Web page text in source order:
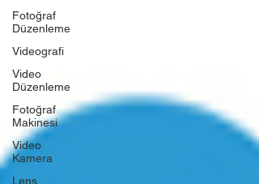
Fotoğraf
Düzenleme
Videografi
Video
Düzenleme
Fotoğraf
Makinesi
Video
Kamera
Lens